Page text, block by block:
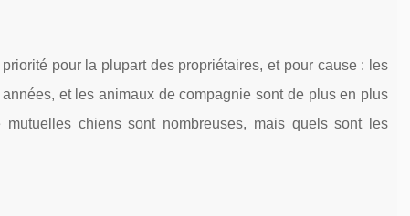
pour la plupart des propriétaires, et pour cause : les
et les animaux de compagnie sont de plus en plus
chiens sont nombreuses, mais quels sont les